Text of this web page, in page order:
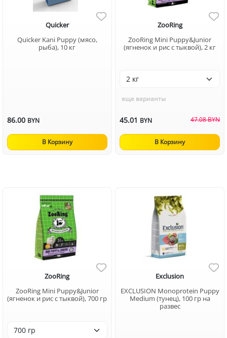
Quicker
Quicker Kani Puppy (мясо,
рыба), 10 кг
86.00 BYN
В Корзину
ZooRing
ZooRing Mini Puppy&Junior
(ягненок и рис с тыквой), 2 кг
еще варианты
45.01 BYN 47.08 BYN
В Корзину
ZooRing
ZooRing Mini Puppy&Junior
(ягненок и рис с тыквой), 700 гр
Exclusion
EXCLUSION Monoprotein Puppy
Medium (тунец), 100 гр на
развес